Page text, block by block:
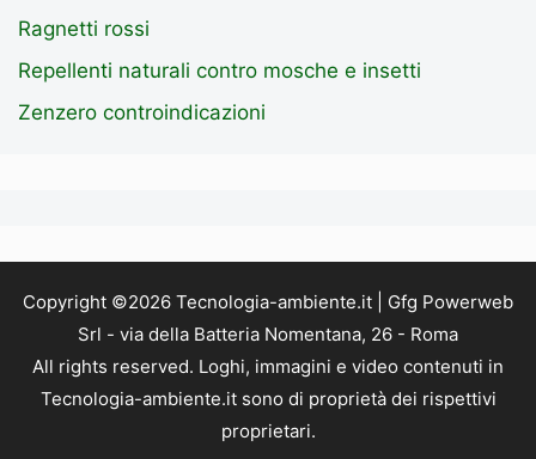
Ragnetti rossi
Repellenti naturali contro mosche e insetti
Zenzero controindicazioni
Copyright ©2026 Tecnologia-ambiente.it | Gfg Powerweb
Srl - via della Batteria Nomentana, 26 - Roma
All rights reserved. Loghi, immagini e video contenuti in
Tecnologia-ambiente.it sono di proprietà dei rispettivi
proprietari.